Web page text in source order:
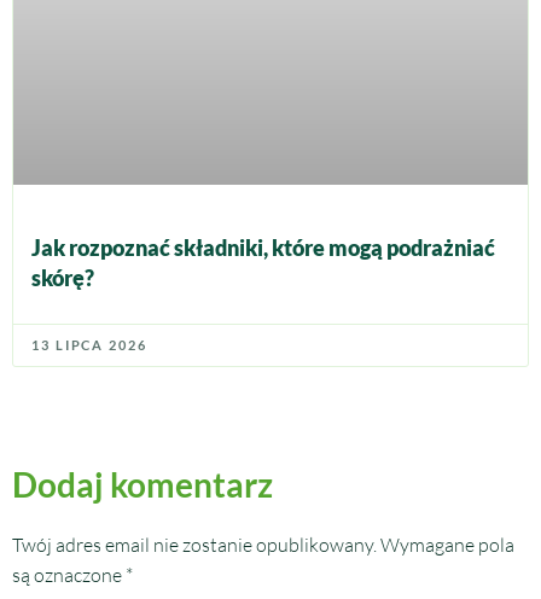
Jak rozpoznać składniki, które mogą podrażniać
skórę?
13 LIPCA 2026
Dodaj komentarz
Twój adres email nie zostanie opublikowany. Wymagane pola
są oznaczone *